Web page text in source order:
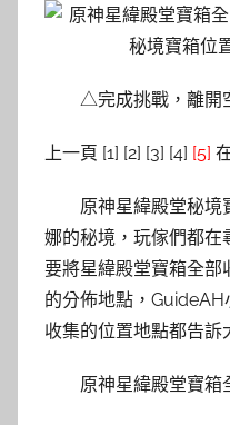
△完成挑戰，離開
上一頁 [1] [2] [3] [4] [5]
原神星緯殿堂秘境
娜的秘境，玩傢們都在
要將星緯殿堂寶箱全部
的分佈地點，
收集的位置地點都告訴
原神星緯殿堂寶箱